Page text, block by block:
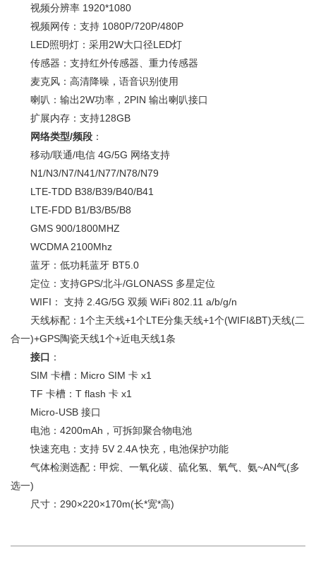
视频分辨率 1920*1080
视频网传：支持 1080P/720P/480P
LED照明灯：采用2W大口径LED灯
传感器：支持红外传感器、重力传感器
麦克风：高清降噪，语音识别使用
喇叭：输出2W功率，2PIN 输出喇叭接口
扩展内存：支持128GB
网络类型/频段 ：
移动/联通/电信 4G/5G 网络支持
N1/N3/N7/N41/N77/N78/N79
LTE-TDD B38/B39/B40/B41
LTE-FDD B1/B3/B5/B8
GMS 900/1800MHZ
WCDMA 2100Mhz
蓝牙：低功耗蓝牙 BT5.0
定位：支持GPS/北斗/GLONASS 多星定位
WIFI： 支持 2.4G/5G 双频 WiFi 802.11 a/b/g/n
天线标配：1个主天线+1个LTE分集天线+1个(WIFI&BT)天线(二
合一)+GPS陶瓷天线1个+近电天线1条
接口 ：
SIM 卡槽：Micro SIM 卡 x1
TF 卡槽：T flash 卡 x1
Micro-USB 接口
电池：4200mAh，可拆卸聚合物电池
快速充电：支持 5V 2.4A 快充，电池保护功能
气体检测选配：甲烷、一氧化碳、硫化氢、氧气、氨~AN气(多
选一)
尺寸：290×220×170m(长*宽*高)